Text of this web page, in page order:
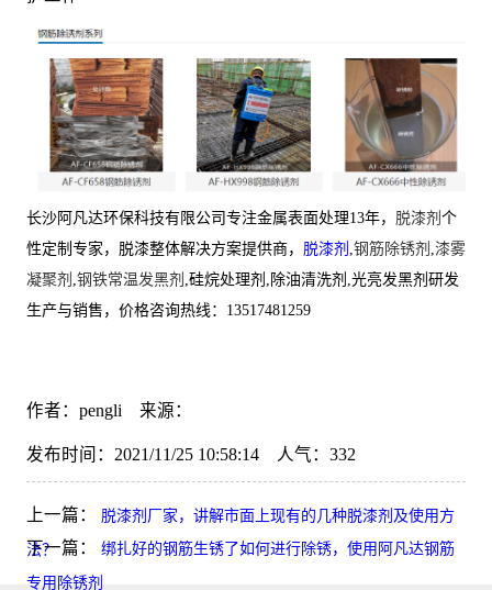
长沙阿凡达环保科技有限公司专注金属表面处理13年， 脱漆剂 个
性定制专家，脱漆整体解决方案提供商， 脱漆剂 钢筋除锈剂 漆雾
凝聚剂 钢铁常温发黑剂 ,硅烷处理剂,除油清洗剂,光亮发黑剂研发
生产与销售，价格咨询热线：13517481259
作者：pengli 来源：
发布时间：2021/11/25 10:58:14 人气： 332
上一篇： 脱漆剂厂家，讲解市面上现有的几种脱漆剂及使用方
法？
下一篇： 绑扎好的钢筋生锈了如何进行除锈，使用阿凡达钢筋
专用除锈剂